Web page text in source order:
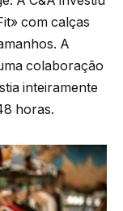
com calças
A
colaboração
inteiramente
horas.